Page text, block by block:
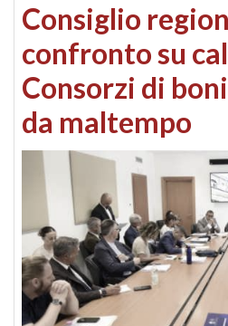
Consiglio
confronto su
Consorzi di
da maltempo